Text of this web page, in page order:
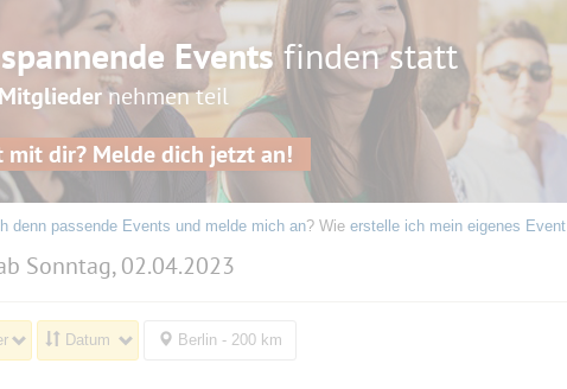
Eventsfinden statt
nehmen teil
mit dir? Melde dich jetzt an!
denn passende Events und melde mich an? Wie erstelle ich mein eigenes Event
Sonntag, 02.04.2023
Datum Berlin - 200 km